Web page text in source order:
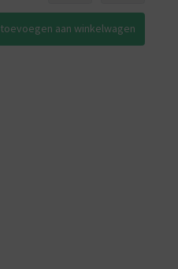
toevoegen aan winkelwagen